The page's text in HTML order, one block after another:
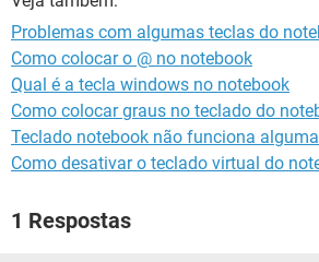
Problemas com algumas teclas do
Como colocar o @ no notebook
Qual é a tecla windows no notebook
Como colocar graus no teclado do
Teclado notebook não funciona
Como desativar o teclado virtual do
1 Respostas